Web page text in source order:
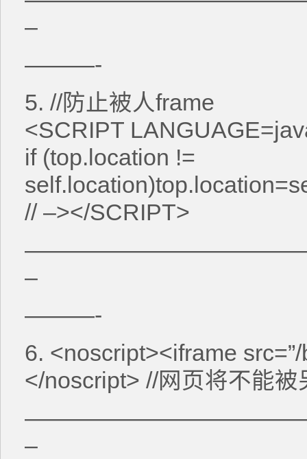
–
———-
5. //防止被人frame
<SCRIPT
if (top.location !=
// –></SCRIPT>
–
———-
6. <noscript><iframe
</noscript> //网页将不能被
–